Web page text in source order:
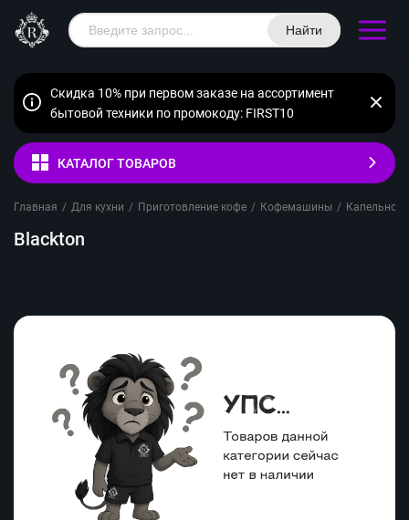
Найти
Скидка 10% при первом заказе на ассортимент
бытовой техники по промокоду: FIRST10
КАТАЛОГ ТОВАРОВ
Главная / Для кухни / Приготовление кофе / Кофемашины /
Blackton